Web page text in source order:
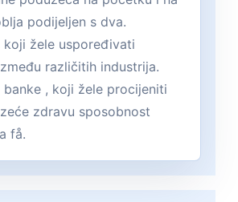
podijeljen s dva.
koji žele uspoređivati
različitih industrija.
, koji žele procijeniti
zdravu sposobnost
få.